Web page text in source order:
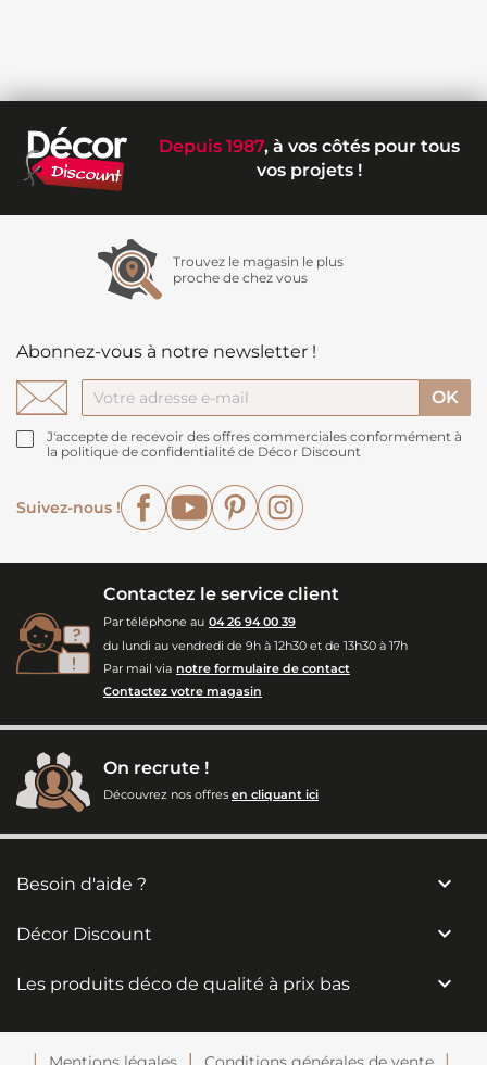
Depuis 1987, à vos côtés pour tous
vos projets !
Trouvez le magasin le plus
proche de chez vous
Abonnez-vous à notre newsletter !
J'accepte de recevoir des offres commerciales conformément à
la politique de confidentialité de Décor Discount
Suivez-nous !
FacebookYouTubePinterest
Contactez le service client
Par téléphone au 04 26 94 00 39
du lundi au vendredi de 9h à 12h30 et de 13h30 à 17h
Par mail via notre formulaire de contact
Contactez votre magasin
On recrute !
Découvrez nos offres en cliquant ici
Besoin d'aide ? 
Décor Discount 
Les produits déco de qualité à prix bas 